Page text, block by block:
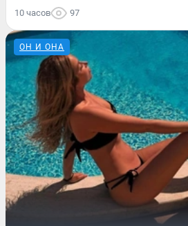
10 часов 97
ОН И ОНА